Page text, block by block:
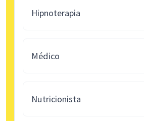
Hipnoterapia
Médico
Nutricionista